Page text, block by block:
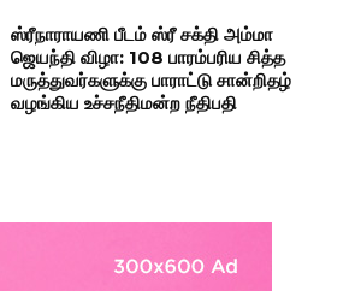
ஸ்ரீநாராயணி பீடம் ஸ்ரீ சக்தி அம்மா
ஜெயந்தி விழா: 108 பாரம்பரிய சித்த
மருத்துவர்களுக்கு பாராட்டு சான்றிதழ்
வழங்கிய உச்சநீதிமன்ற நீதிபதி